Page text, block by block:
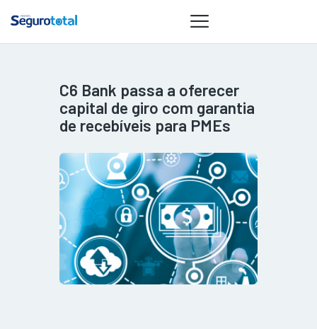
NOTÍCIAS
REVISTA
GAIVOTA DE
OURO
ST SUMMIT
MULHERES
GESTORAS
HOMEST
HOME
C6 Bank passa a oferecer
capital de giro com garantia
de recebíveis para PMEs